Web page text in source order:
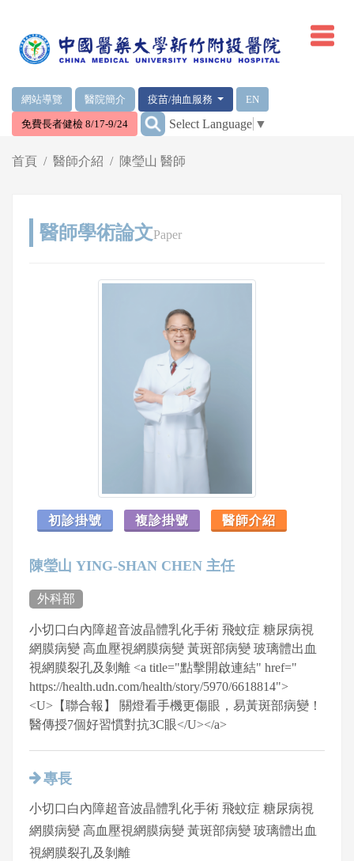
網站導覽 醫院簡介 疫苗/抽血服務 EN
免費長者健檢 8/17-9/24 ::: Select Language ▼
首頁 醫師介紹 陳瑩山 醫師
醫師學術論文Paper
初診掛號 複診掛號 醫師介紹
陳瑩山 YING-SHAN CHEN 主任
外科部
小切口白內障超音波晶體乳化手術 飛蚊症 糖尿病視
網膜病變 高血壓視網膜病變 黃斑部病變 玻璃體出血
視網膜裂孔及剝離 <a title="點擊開啟連結" href="
https://health.udn.com/health/story/5970/6618814">
<U>【聯合報】 關燈看手機更傷眼，易黃斑部病變！
醫傳授7個好習慣對抗3C眼</U></a>
專長
小切口白內障超音波晶體乳化手術 飛蚊症 糖尿病視
網膜病變 高血壓視網膜病變 黃斑部病變 玻璃體出血
視網膜裂孔及剝離